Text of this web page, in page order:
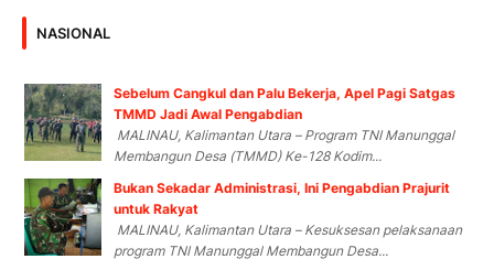
NASIONAL
Sebelum Cangkul dan Palu Bekerja, Apel Pagi Satgas
TMMD Jadi Awal Pengabdian
MALINAU, Kalimantan Utara – Program TNI Manunggal
Membangun Desa (TMMD) Ke-128 Kodim...
Bukan Sekadar Administrasi, Ini Pengabdian Prajurit
untuk Rakyat
MALINAU, Kalimantan Utara – Kesuksesan pelaksanaan
program TNI Manunggal Membangun Desa...